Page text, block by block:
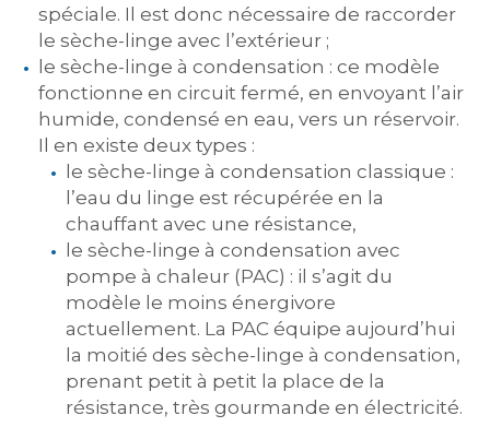
spéciale. Il est donc nécessaire de raccorder
le sèche-linge avec l’extérieur ;
le sèche-linge à condensation : ce modèle
fonctionne en circuit fermé, en envoyant l’air
humide, condensé en eau, vers un réservoir.
Il en existe deux types :
le sèche-linge à condensation classique :
l’eau du linge est récupérée en la
chauffant avec une résistance,
le sèche-linge à condensation avec
pompe à chaleur (PAC) : il s’agit du
modèle le moins énergivore
actuellement. La PAC équipe aujourd’hui
la moitié des sèche-linge à condensation,
prenant petit à petit la place de la
résistance, très gourmande en électricité.